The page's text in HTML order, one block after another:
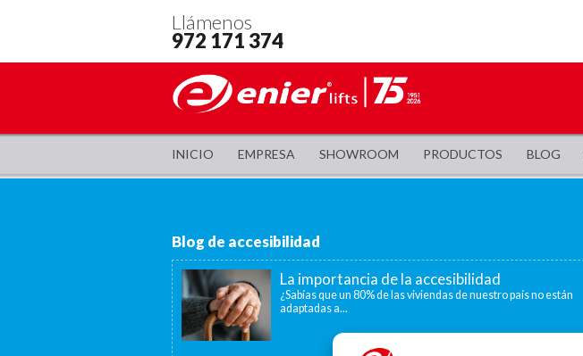
Llámenos
972 171 374
INICIO EMPRESA SHOWROOM PRODUCTOS BLOG
Blog de accesibilidad
La importancia de la accesibilidad
¿Sabías que un 80% de las viviendas de nuestro país no están
adaptadas a...